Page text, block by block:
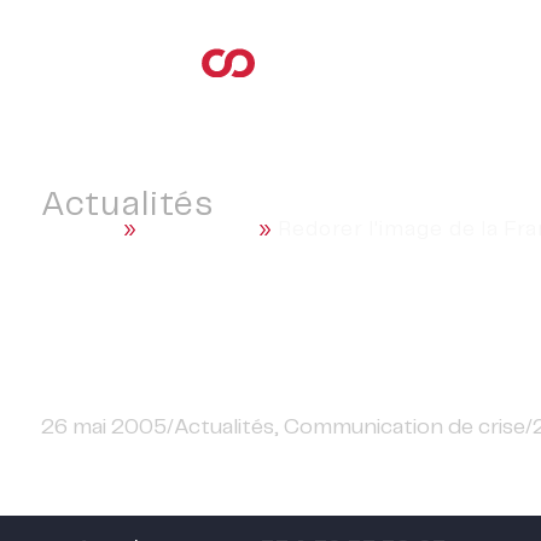
Actualités
» »
26 mai 2005/Actualités, Communication de crise/